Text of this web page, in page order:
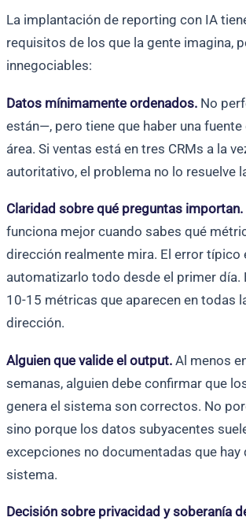
La implantación de reporting con IA
requisitos de los que la gente imagina,
innegociables:
Datos mínimamente ordenados. No
están—, pero tiene que haber una
área. Si ventas está en tres CRMs a la
autoritativo, el problema no lo resuelve
Claridad sobre qué preguntas importan.
funciona mejor cuando sabes qué
dirección realmente mira. El error típico
automatizarlo todo desde el primer día.
10-15 métricas que aparecen en todas
dirección.
Alguien que valide el output. Al menos
semanas, alguien debe confirmar que
genera el sistema son correctos. No
sino porque los datos subyacentes
excepciones no documentadas que hay
sistema.
Decisión sobre privacidad y soberanía